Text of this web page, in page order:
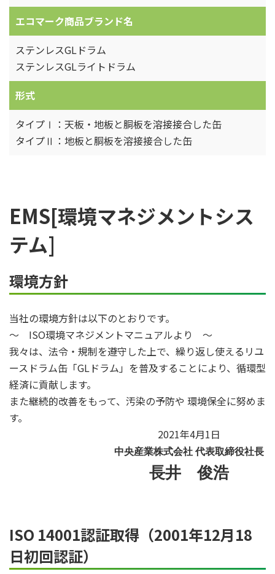
エコマーク商品ブランド名
ステンレスGLドラム
ステンレスGLライトドラム
形式
タイプⅠ：天板・地板と胴板を溶接接合した缶
タイプⅡ：地板と胴板を溶接接合した缶
EMS[環境マネジメントシス
テム]
環境方針
当社の環境方針は以下のとおりです。
～ ISO環境マネジメントマニュアルより ～
我々は、法令・規制を遵守した上で、繰り返し使えるリユ
ースドラム缶「GLドラム」を普及することにより、循環型
経済に貢献します。
また継続的改善をもって、汚染の予防や 環境保全に努めま
す。
2021年4月1日
中央産業株式会社 代表取締役社長
長井 俊浩
ISO 14001認証取得（2001年12月18
日初回認証）